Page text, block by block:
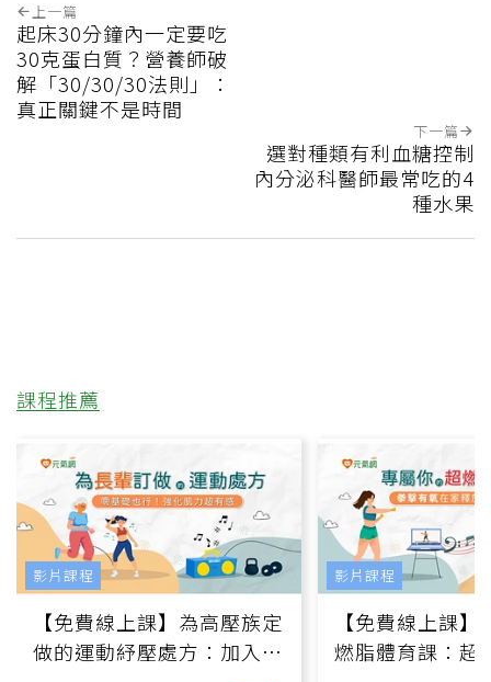
上一篇
起床30分鐘內一定要吃
30克蛋白質？營養師破
解「30/30/30法則」：
真正關鍵不是時間
下一篇
選對種類有利血糖控制
內分泌科醫師最常吃的4
種水果
課程推薦
【免費線上課】為高壓族定
做的運動紓壓處方：加入行
影片課程
【免費線上課
燃脂體育課：超
影片課程